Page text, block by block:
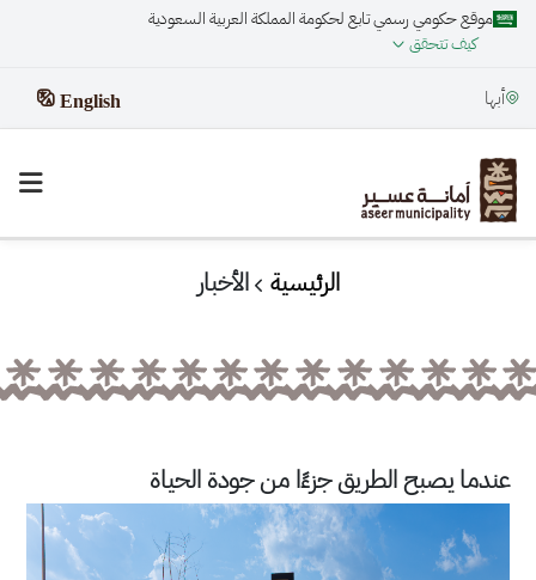
موقع حكومي رسمي تابع لحكومة المملكة العربية السعودية
كيف تتحقق
أبها English
الرئيسية الأخبار
عندما يصبح الطريق جزءًا من جودة الحياة